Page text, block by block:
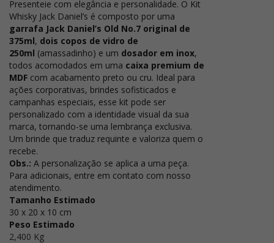
Presenteie com elegância e personalidade. O Kit
Whisky Jack Daniel’s é composto por uma
garrafa Jack Daniel’s Old No.7 original de
375ml, dois copos de vidro de
250ml (amassadinho) e um dosador em inox,
todos acomodados em uma caixa premium de
MDF com acabamento preto ou cru. Ideal para
ações corporativas, brindes sofisticados e
campanhas especiais, esse kit pode ser
personalizado com a identidade visual da sua
marca, tornando-se uma lembrança exclusiva.
Um brinde que traduz requinte e valoriza quem o
recebe.
Obs.: A personalização se aplica a uma peça.
Para adicionais, entre em contato com nosso
atendimento.
Tamanho Estimado
30 x 20 x 10 cm
Peso Estimado
2,400 Kg